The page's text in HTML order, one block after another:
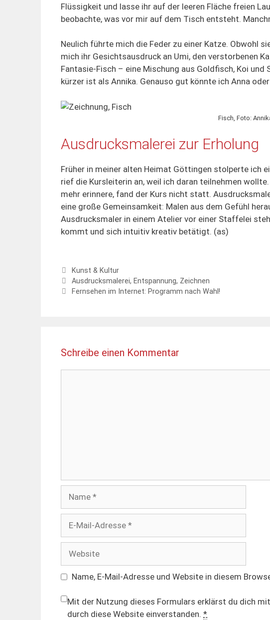
Flüssigkeit und lasse ihr auf der leeren Fläche freien
beobachte, was vor mir auf dem Tisch entsteht.
Neulich führte mich die Feder zu einer Katze. Obwohl
mich ihr Gesichtsausdruck an Umi, den verstorbenen
Fantasie-Fisch – eine Mischung aus Goldfisch, Koi
kürzer ist als Annika. Genauso gut könnte ich Anna
Fisch, Foto:
Ausdrucksmalerei zur Erholung
Früher in meiner alten Heimat Göttingen stolperte ich
rief die Kursleiterin an, weil ich daran teilnehmen
mehr erinnere, fand der Kurs nicht statt.
eine große Gemeinsamkeit: Malen aus dem Gefühl
Ausdrucksmaler in einem Atelier vor einer Staffelei
kommt und sich intuitiv kreativ betätigt. (as)
Kategorien
Kunst & Kultur
Schlagwörter
Ausdrucksmalerei, Entspannung, Zeichnen
Fernsehen im Internet: Programm nach Wahl!
Schreibe einen Kommentar
Mail-
Adresse
Name, E-Mail-Adresse und Website in diesem
Mit der Nutzung dieses Formulars erklärst du dich
durch diese Website einverstanden. *